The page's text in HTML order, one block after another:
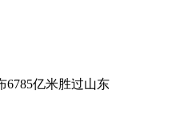
6785亿米胜过山东